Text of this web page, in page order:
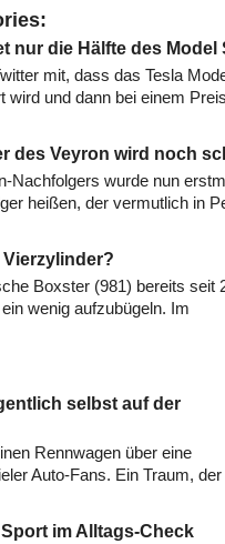
nur die Hälfte des Model
mit, dass das Tesla
und dann bei einem
des Veyron wird noch
Nachfolgers wurde nun
heißen, der vermutlich in
Boxster (981) bereits seit
wenig aufzubügeln. Im
selbst auf der
Rennwagen über eine
Auto-Fans. Ein Traum,
im Alltags-Check